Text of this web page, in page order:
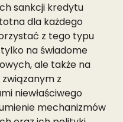
sankcji kredytu
dla każdego
z tego typu
na świadome
ale także na
z
niewłaściwego
mechanizmów